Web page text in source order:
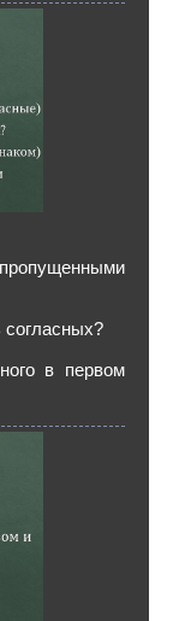
согласных?
в первом